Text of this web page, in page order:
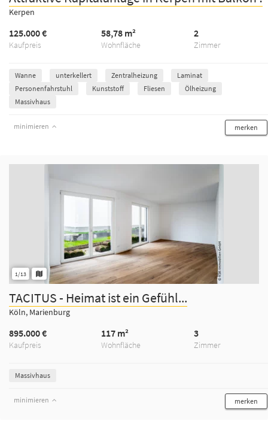
Kerpen
Kaufpreis
125.000 €
Wohnfläche
58,78 m²
Zimmer
2
Wanne unterkellert Zentralheizung
Laminat
Personenfahrstuhl
Kunststoff Fliesen
Ölheizung
Massivhaus
minimieren merken
1/13
TACITUS - Heimat ist ein Gefühl...
Köln, Marienburg
Kaufpreis
895.000 €
Wohnfläche
117 m²
Zimmer
3
Massivhaus
minimieren merken